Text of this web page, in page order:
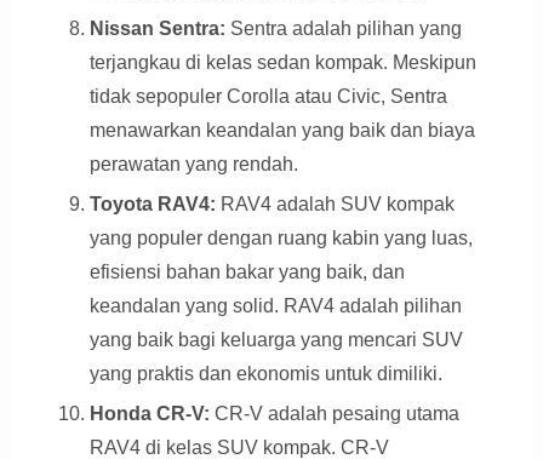
Nissan Sentra: Sentra adalah pilihan yang
terjangkau di kelas sedan kompak. Meskipun
tidak sepopuler Corolla atau Civic, Sentra
menawarkan keandalan yang baik dan biaya
perawatan yang rendah.
Toyota RAV4: RAV4 adalah SUV kompak
yang populer dengan ruang kabin yang luas,
efisiensi bahan bakar yang baik, dan
keandalan yang solid. RAV4 adalah pilihan
yang baik bagi keluarga yang mencari SUV
yang praktis dan ekonomis untuk dimiliki.
Honda CR-V: CR-V adalah pesaing utama
RAV4 di kelas SUV kompak. CR-V